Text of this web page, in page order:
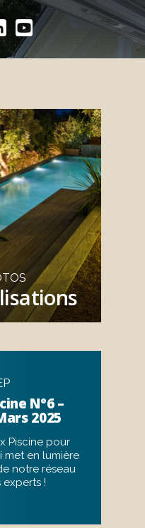
N°6 –
2025
Piscine pour
met en lumière
notre réseau
experts !